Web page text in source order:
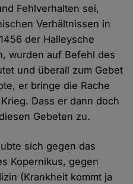
Fehlverhalten sei,
Verhältnissen in
der Halleysche
wurden auf Befehl des
und überall zum Gebet
er bringe die Rache
Dass er dann doch
Gebeten zu.
sich gegen das
Kopernikus, gegen
(Krankheit kommt ja